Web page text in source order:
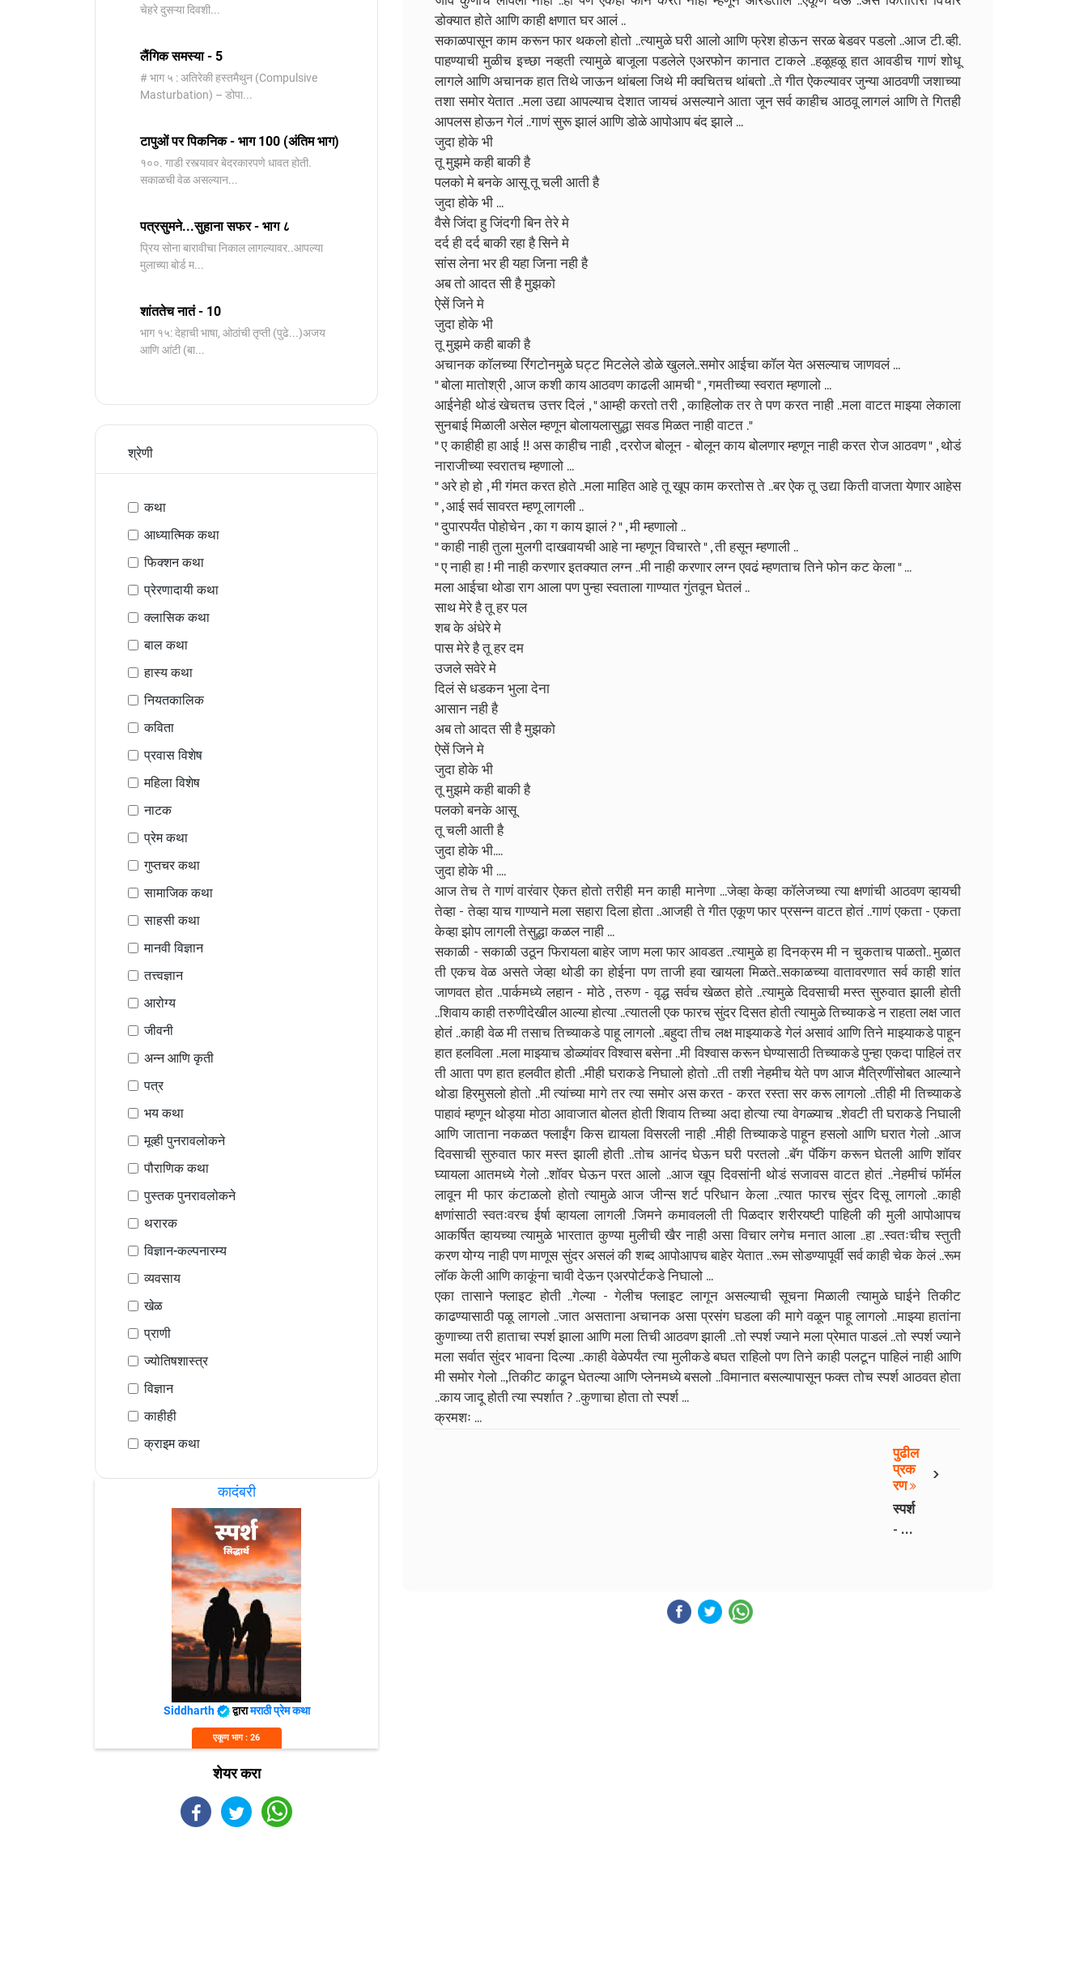
चेहरे दुसऱ्या दिवशी...
लैंगिक समस्या - 5
# भाग ५ : अतिरेकी हस्तमैथुन (Compulsive
Masturbation) – डोपा...
टापुओं पर पिकनिक - भाग 100 (अंतिम भाग)
१००. गाडी रस्त्यावर बेदरकारपणे धावत होती.
सकाळची वेळ असल्यान...
पत्रसुमने...सुहाना सफर - भाग ८
प्रिय सोना बारावीचा निकाल लागल्यावर..आपल्या
मुलाच्या बोर्ड म...
शांततेच नातं - 10
भाग १५: देहाची भाषा, ओठांची तृप्ती (पुढे...)अजय
आणि आंटी (बा...
श्रेणी
कथा
आध्यात्मिक कथा
फिक्शन कथा
प्रेरणादायी कथा
क्लासिक कथा
बाल कथा
हास्य कथा
नियतकालिक
कविता
प्रवास विशेष
महिला विशेष
नाटक
प्रेम कथा
गुप्तचर कथा
सामाजिक कथा
साहसी कथा
मानवी विज्ञान
तत्त्वज्ञान
आरोग्य
जीवनी
अन्न आणि कृती
पत्र
भय कथा
मूव्ही पुनरावलोकने
पौराणिक कथा
पुस्तक पुनरावलोकने
थरारक
विज्ञान-कल्पनारम्य
व्यवसाय
खेळ
प्राणी
ज्योतिषशास्त्र
विज्ञान
काहीही
क्राइम कथा
कादंबरी
Siddharth द्वारामराठी प्रेम कथा
एकूण भाग : 26
शेयर करा
डोक्यात होते आणि काही क्षणात घर आलं ..
सकाळपासून काम करून फार थकलो होतो ..त्यामुळे घरी आलो आणि फ्रेश होऊन सरळ बेडवर पडलो ..आज टी. व्ही.
पाहण्याची मुळीच इच्छा नव्हती त्यामुळे बाजूला पडलेले एअरफोन कानात टाकले ..हळूहळू हात आवडीच गाणं शोधू
लागले आणि अचानक हात तिथे जाऊन थांबला जिथे मी क्वचितच थांबतो ..ते गीत ऐकल्यावर जुन्या आठवणी जशाच्या
तशा समोर येतात ..मला उद्या आपल्याच देशात जायचं असल्याने आता जून सर्व काहीच आठवू लागलं आणि ते गितही
आपलस होऊन गेलं ..गाणं सुरू झालं आणि डोळे आपोआप बंद झाले ...
जुदा होके भी
तू मुझमे कही बाकी है
पलको मे बनके आसू तू चली आती है
जुदा होके भी ...
वैसे जिंदा हु जिंदगी बिन तेरे मे
दर्द ही दर्द बाकी रहा है सिने मे
सांस लेना भर ही यहा जिना नही है
अब तो आदत सी है मुझको
ऐसें जिने मे
जुदा होके भी
तू मुझमे कही बाकी है
अचानक कॉलच्या रिंगटोनमुळे घट्ट मिटलेले डोळे खुलले..समोर आईचा कॉल येत असल्याच जाणवलं ...
" बोला मातोश्री , आज कशी काय आठवण काढली आमची " , गमतीच्या स्वरात म्हणालो ...
आईनेही थोडं खेचतच उत्तर दिलं , " आम्ही करतो तरी , काहिलोक तर ते पण करत नाही ..मला वाटत माझ्या लेकाला
सुनबाई मिळाली असेल म्हणून बोलायलासुद्धा सवड मिळत नाही वाटत ."
" ए काहीही हा आई !! अस काहीच नाही , दररोज बोलून - बोलून काय बोलणार म्हणून नाही करत रोज आठवण " , थोडं
नाराजीच्या स्वरातच म्हणालो ...
" अरे हो हो , मी गंमत करत होते ..मला माहित आहे तू खूप काम करतोस ते ..बर ऐक तू उद्या किती वाजता येणार आहेस
" , आई सर्व सावरत म्हणू लागली ..
" दुपारपर्यंत पोहोचेन , का ग काय झालं ? " , मी म्हणालो ..
" काही नाही तुला मुलगी दाखवायची आहे ना म्हणून विचारते " , ती हसून म्हणाली ..
" ए नाही हा ! मी नाही करणार इतक्यात लग्न ..मी नाही करणार लग्न एवढं म्हणताच तिने फोन कट केला " ...
मला आईचा थोडा राग आला पण पुन्हा स्वताला गाण्यात गुंतवून घेतलं ..
साथ मेरे है तू हर पल
शब के अंधेरे मे
पास मेरे है तू हर दम
उजले सवेरे मे
दिलं से धडकन भुला देना
आसान नही है
अब तो आदत सी है मुझको
ऐसें जिने मे
जुदा होके भी
तू मुझमे कही बाकी है
पलको बनके आसू
तू चली आती है
जुदा होके भी....
जुदा होके भी ....
आज तेच ते गाणं वारंवार ऐकत होतो तरीही मन काही मानेणा ...जेव्हा केव्हा कॉलेजच्या त्या क्षणांची आठवण व्हायची
तेव्हा - तेव्हा याच गाण्याने मला सहारा दिला होता ..आजही ते गीत एकूण फार प्रसन्न वाटत होतं ..गाणं एकता - एकता
केव्हा झोप लागली तेसुद्धा कळल नाही ...
सकाळी - सकाळी उठून फिरायला बाहेर जाण मला फार आवडत ..त्यामुळे हा दिनक्रम मी न चुकताच पाळतो.. मुळात
ती एकच वेळ असते जेव्हा थोडी का होईना पण ताजी हवा खायला मिळते..सकाळच्या वातावरणात सर्व काही शांत
जाणवत होत ..पार्कमध्ये लहान - मोठे , तरुण - वृद्ध सर्वच खेळत होते ..त्यामुळे दिवसाची मस्त सुरुवात झाली होती
..शिवाय काही तरुणीदेखील आल्या होत्या ..त्यातली एक फारच सुंदर दिसत होती त्यामुळे तिच्याकडे न राहता लक्ष जात
होतं ..काही वेळ मी तसाच तिच्याकडे पाहू लागलो ..बहुदा तीच लक्ष माझ्याकडे गेलं असावं आणि तिने माझ्याकडे पाहून
हात हलविला ..मला माझ्याच डोळ्यांवर विश्वास बसेना ..मी विश्वास करून घेण्यासाठी तिच्याकडे पुन्हा एकदा पाहिलं तर
ती आता पण हात हलवीत होती ..मीही घराकडे निघालो होतो ..ती तशी नेहमीच येते पण आज मैत्रिणींसोबत आल्याने
थोडा हिरमुसलो होतो ..मी त्यांच्या मागे तर त्या समोर अस करत - करत रस्ता सर करू लागलो ..तीही मी तिच्याकडे
पाहावं म्हणून थोड्या मोठा आवाजात बोलत होती शिवाय तिच्या अदा होत्या त्या वेगळ्याच ..शेवटी ती घराकडे निघाली
आणि जाताना नकळत फ्लाईंग किस द्यायला विसरली नाही ..मीही तिच्याकडे पाहून हसलो आणि घरात गेलो ..आज
दिवसाची सुरुवात फार मस्त झाली होती ..तोच आनंद घेऊन घरी परतलो ..बॅग पॅकिंग करून घेतली आणि शॉवर
घ्यायला आतमध्ये गेलो ..शॉवर घेऊन परत आलो ..आज खूप दिवसांनी थोडं सजावस वाटत होतं ..नेहमीचं फॉर्मल
लावून मी फार कंटाळलो होतो त्यामुळे आज जीन्स शर्ट परिधान केला ..त्यात फारच सुंदर दिसू लागलो ..काही
क्षणांसाठी स्वतःवरच ईर्षा व्हायला लागली .जिमने कमावलली ती पिळदार शरीरयष्टी पाहिली की मुली आपोआपच
आकर्षित व्हायच्या त्यामुळे भारतात कुण्या मुलीची खैर नाही असा विचार लगेच मनात आला ..हा ..स्वतःचीच स्तुती
करण योग्य नाही पण माणूस सुंदर असलं की शब्द आपोआपच बाहेर येतात ..रूम सोडण्यापूर्वी सर्व काही चेक केलं ..रूम
लॉक केली आणि काकूंना चावी देऊन एअरपोर्टकडे निघालो ...
एका तासाने फ्लाइट होती ..गेल्या - गेलीच फ्लाइट लागून असल्याची सूचना मिळाली त्यामुळे घाईने तिकीट
काढण्यासाठी पळू लागलो ..जात असताना अचानक असा प्रसंग घडला की मागे वळून पाहू लागलो ..माझ्या हातांना
कुणाच्या तरी हाताचा स्पर्श झाला आणि मला तिची आठवण झाली ..तो स्पर्श ज्याने मला प्रेमात पाडलं ..तो स्पर्श ज्याने
मला सर्वात सुंदर भावना दिल्या ..काही वेळेपर्यंत त्या मुलीकडे बघत राहिलो पण तिने काही पलटून पाहिलं नाही आणि
मी समोर गेलो ..,तिकीट काढून घेतल्या आणि प्लेनमध्ये बसलो ..विमानात बसल्यापासून फक्त तोच स्पर्श आठवत होता
..काय जादू होती त्या स्पर्शात ? ..कुणाचा होता तो स्पर्श ...
क्रमशः ...
›
पुढील
प्रक
रण
स्पर्श
- भाग